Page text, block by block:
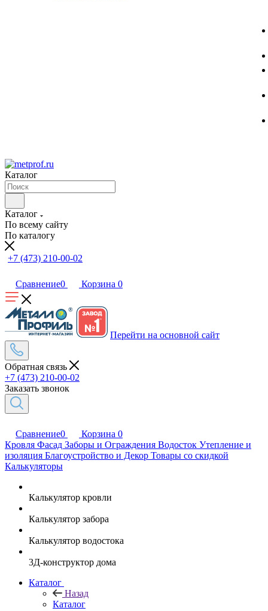
Каталог
Каталог
По всему сайту
По каталогу
+7 (473) 210-00-02
Сравнение0 Корзина 0
Перейти на основной сайт
Обратная связь
+7 (473) 210-00-02
Заказать звонок
Сравнение0 Корзина 0
Кровля Фасад Заборы и Ограждения Водосток Утепление и
изоляция Благоустройство и Декор Товары со скидкой
Калькуляторы
Калькулятор кровли
Калькулятор забора
Калькулятор водостока
3Д-конструктор дома
Каталог
Назад
Каталог